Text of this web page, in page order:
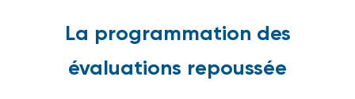
La programmation des
évaluations repoussée